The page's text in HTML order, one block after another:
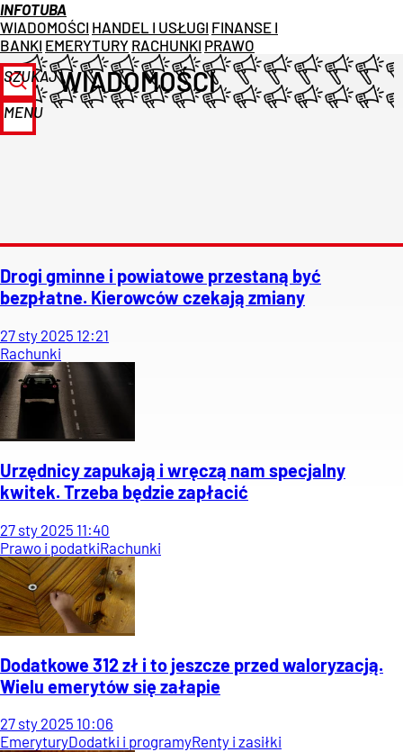
INFOTUBA
WIADOMOŚCI HANDEL I USŁUGI FINANSE I
BANKI EMERYTURY RACHUNKI PRAWO
SZUKAJ
MENU
WIADOMOŚCI
Drogi gminne i powiatowe przestaną być
bezpłatne. Kierowców czekają zmiany
27 sty 2025 12:21
Rachunki
Urzędnicy zapukają i wręczą nam specjalny
kwitek. Trzeba będzie zapłacić
27 sty 2025 11:40
Prawo i podatkiRachunki
Dodatkowe 312 zł i to jeszcze przed waloryzacją.
Wielu emerytów się załapie
27 sty 2025 10:06
EmeryturyDodatki i programyRenty i zasiłki